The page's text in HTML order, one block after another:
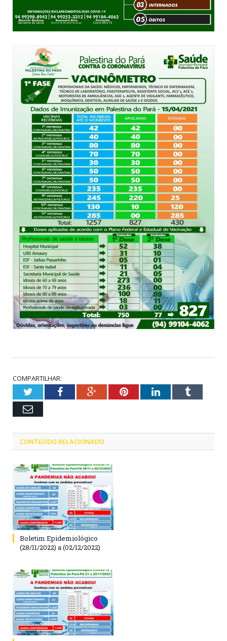
COMPARTILHAR:
TwitterFacebookGoogle+PinterestLinkedInTumblr
Email
CONTEÚDO RELACIONADO
Boletim Epidemiológico
(28/11/2022) a (02/12/2022)